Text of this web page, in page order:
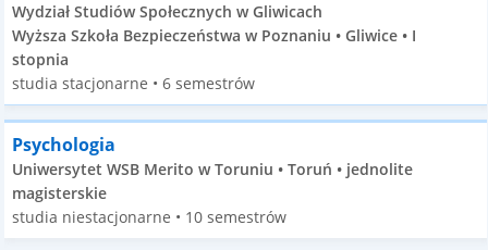
Wydział Studiów Społecznych w Gliwicach
Wyższa Szkoła Bezpieczeństwa w Poznaniu • Gliwice • I
stopnia
studia stacjonarne • 6 semestrów
Psychologia
Uniwersytet WSB Merito w Toruniu • Toruń • jednolite
magisterskie
studia niestacjonarne • 10 semestrów